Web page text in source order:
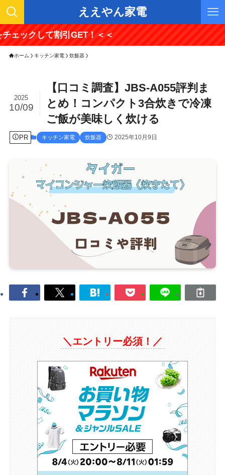
ええやん家電
割引GET！＜＜
ホーム キッチン家電 炊飯器
【口コミ調査】JBS-A055評判ま
とめ！コンパクト3合炊きで冷凍
ご飯が美味しく炊ける
2025
10/09
PR キッチン家電 炊飯器 2025年10月9日
＼エントリー必須！／